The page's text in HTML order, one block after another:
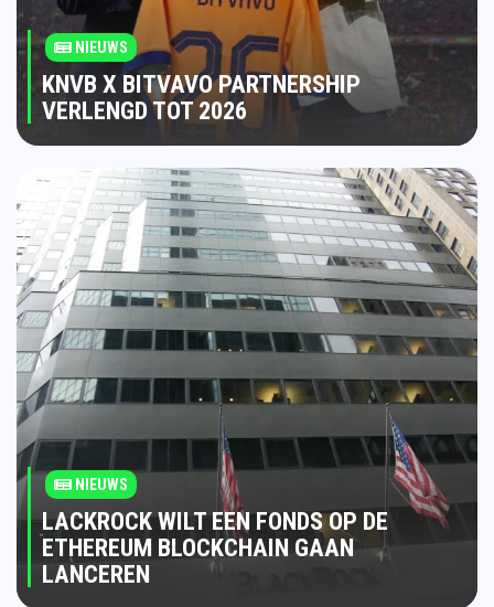
NIEUWS
KNVB X BITVAVO PARTNERSHIP
VERLENGD TOT 2026
NIEUWS
LACKROCK WILT EEN FONDS OP DE
ETHEREUM BLOCKCHAIN GAAN
LANCEREN